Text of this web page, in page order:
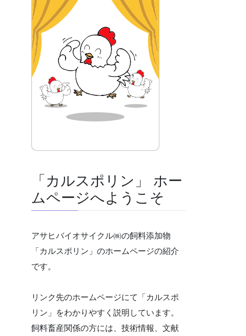
「カルスポリン」 ホー
ムページへようこそ
アサヒバイオサイクル㈱の飼料添加物
「カルスポリン」のホームページの紹介
です。
リンク先のホームページにて「カルスポ
リン」をわかりやすく説明しています。
飼料畜産関係の方には、技術情報、文献